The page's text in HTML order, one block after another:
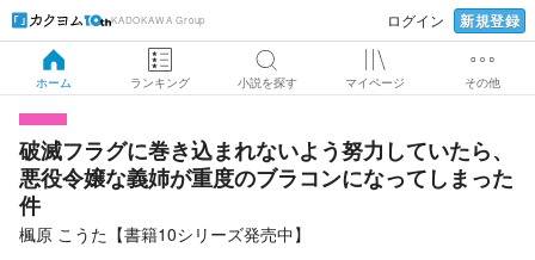
KADOKAWA Group ログイン 新規登録
ホーム ランキング 小説を探す マイページ その他
破滅フラグに巻き込まれないよう努力していたら、
悪役令嬢な義姉が重度のブラコンになってしまった
件
楓原 こうた【書籍10シリーズ発売中】